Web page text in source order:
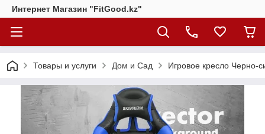
Интернет Магазин "FitGood.kz"
Товары и услуги Дом и Сад Игровое кресло Черно-